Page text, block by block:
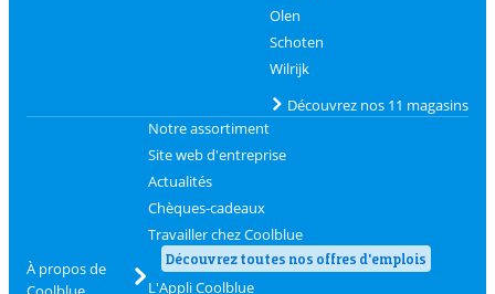
Olen
Schoten
Wilrijk
Découvrez nos 11 magasins
À propos de
Notre assortiment
Site web d'entreprise
Actualités
Chèques-cadeaux
Travailler chez Coolblue
Découvrez toutes nos offres d'emplois
L'Appli Coolblue